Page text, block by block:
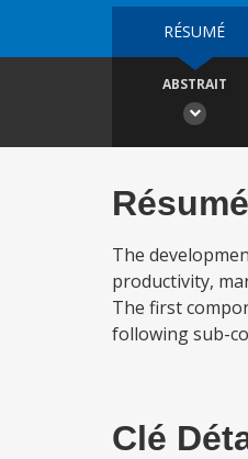
RÉSUMÉ
ABSTRAIT
The
productivity,
The first
following sub-
Clé